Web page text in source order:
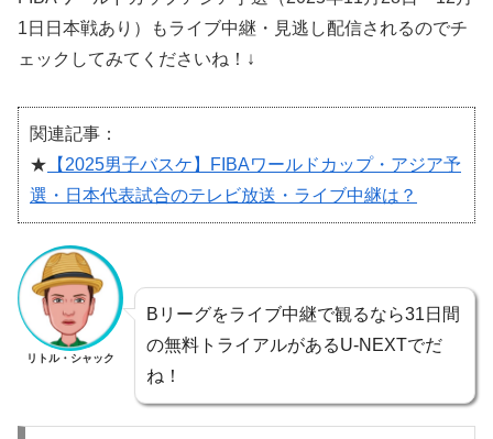
1日日本戦あり）もライブ中継・見逃し配信されるのでチ
ェックしてみてくださいね！↓
関連記事：
★ 【2025男子バスケ】FIBAワールドカップ・アジア予
選・日本代表試合のテレビ放送・ライブ中継は？
リトル・シャック
Bリーグをライブ中継で観るなら31日間
の無料トライアルがあるU-NEXTでだ
ね！